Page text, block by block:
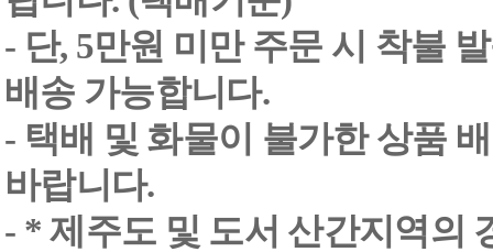
- 단, 5만원 미만 주문 시 착불
배송 가능합니다.
- 택배 및 화물이 불가한 상품
바랍니다.
- * 제주도 및 도서 산간지역의